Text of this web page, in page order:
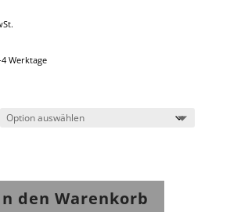
Werktage
den Warenkorb